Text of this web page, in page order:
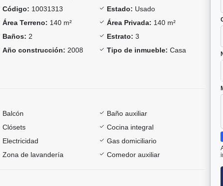
Código: 10031313 Estado: Usado
Área Terreno: 140 m² Área Privada: 140 m²
Baños: 2 Estrato: 3
Año construcción: 2008 Tipo de inmueble: Casa
Balcón
Baño auxiliar
Clósets
Cocina integral
Electricidad
Gas domiciliario
Zona de lavandería Comedor auxiliar